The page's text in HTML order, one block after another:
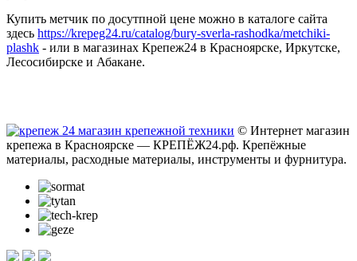
Купить метчик по досутпной цене можно в каталоге сайта
здесь https://krepeg24.ru/catalog/bury-sverla-rashodka/metchiki-
plashk - или в магазинах Крепеж24 в Красноярске, Иркутске,
Лесосибирске и Абакане.
© Интернет магазин
крепежа в Красноярске — КРЕПЁЖ24.рф. Крепёжные
материалы, расходные материалы, инструменты и фурнитура.